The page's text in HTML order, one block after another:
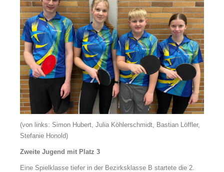
(von links: Simon Hubert, Julia Köhlerschmidt, Bastian Löffler,
Stefanie Honold)
Zweite Jugend mit Platz 3
Eine Spielklasse tiefer in der Bezirksklasse B startete die 2.